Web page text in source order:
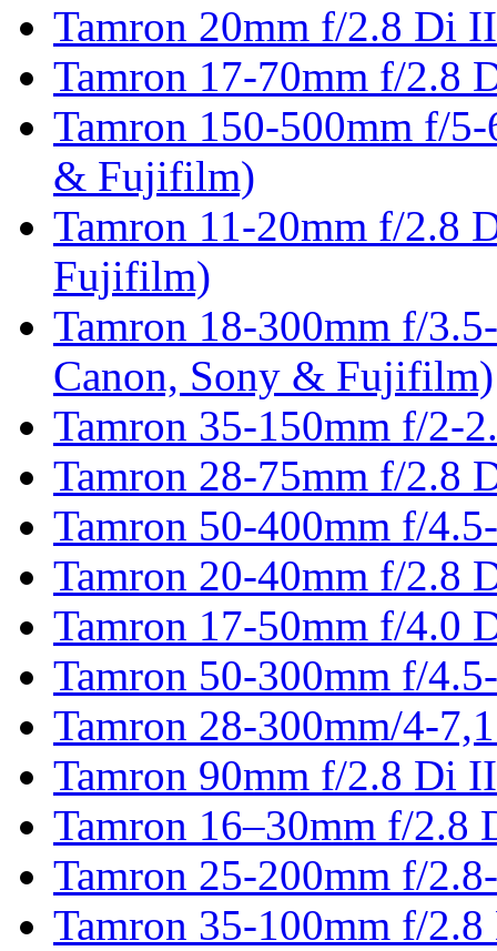
Tamron 20mm f/2.8 Di
Tamron 17-70mm f/
Tamron 150-500mm f/
& Fujifilm)
Tamron 11-20mm f/2.8
Fujifilm)
Tamron 18-300mm f/
Canon, Sony & Fujifilm)
Tamron 35-150mm f/
Tamron 28-75mm f/2.8
Tamron 50-400mm f/
Tamron 20-40mm f/2.8
Tamron 17-50mm f/4.0
Tamron 50-300mm f/
Tamron 28-300mm/4-
Tamron 90mm f/2.8 Di
Tamron 16–30mm f/
Tamron 25-200mm f/
Tamron 35-100mm f/